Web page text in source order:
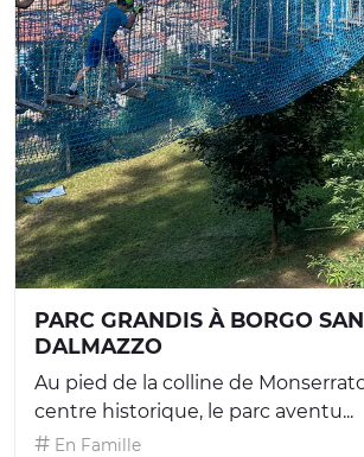
PARC GRANDIS À BORGO SAN
DALMAZZO
Au pied de la colline de
centre historique, le parc aventu...
En Famille